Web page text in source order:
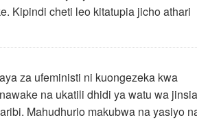
Kipindi cheti leo kitatupia jicho athari
za ufeministi ni kuongezeka kwa
na ukatili dhidi ya watu wa jinsia
Mahudhurio makubwa na yasiyo